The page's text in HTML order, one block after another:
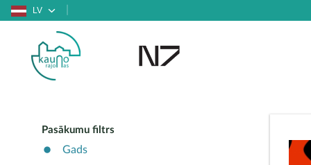
LV
Pasākumu filtrs
Gads